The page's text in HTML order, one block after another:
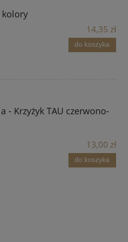
kolory
14,35 zł
do koszyka
- Krzyżyk TAU czerwono-
13,00 zł
do koszyka